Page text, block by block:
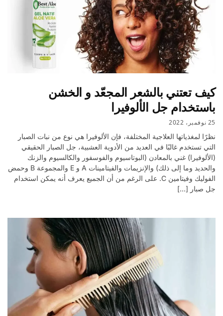
كيف تعتني بالشعر المجعّد و الخشن
باستخدام جل الألوفيرا
25 نوفمبر، 2022
نظرًا لمغذياتها العلاجية المختلفة، فإن الألوفيرا هي نوع من نبات الصبار
التي تستخدم غالبًا في العديد من الأدوية العشبية، جل الصبار الحقيقي
(الألوفيرا) غني بالمعادن (البوتاسيوم والفوسفور والكالسيوم والزنك
والحديد وما إلى ذلك) والإنزيمات والفيتامينات A و E والمجموعة B وحمض
الفوليك وفيتامين C. على الرغم من أن الجميع يعرف أنه يمكن استخدام
جل صبار […]